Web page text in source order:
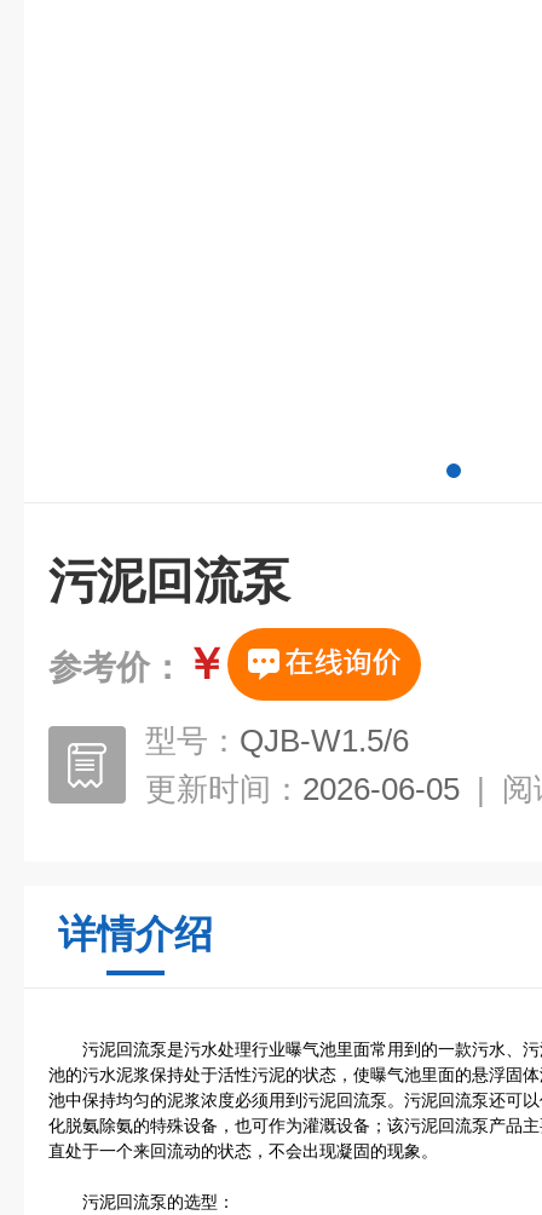
污泥回流泵
参考价： ￥
型号： QJB-W1.5/6
更新时间： 2026-06-05 | 阅
详情介绍
污泥回流泵是污水处理行业曝气池里面常用到的一款污水、污
池的污水泥浆保持处于活性污泥的状态，使曝气池里面的悬浮固
池中保持均匀的泥浆浓度必须用到污泥回流泵。污泥回流泵还可
化脱氨除氨的特殊设备，也可作为灌溉设备；该污泥回流泵产品
直处于一个来回流动的状态，不会出现凝固的现象。
污泥回流泵的选型：